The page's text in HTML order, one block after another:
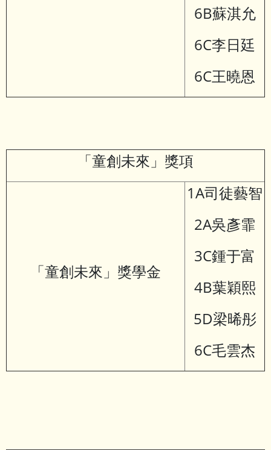
6B蘇淇允
6C李日廷
6C王曉恩
「童創未來」獎項
「童創未來」獎學金
1A司徒藝智
2A吳彥霏
3C鍾于富
4B葉穎熙
5D梁晞彤
6C毛雲杰